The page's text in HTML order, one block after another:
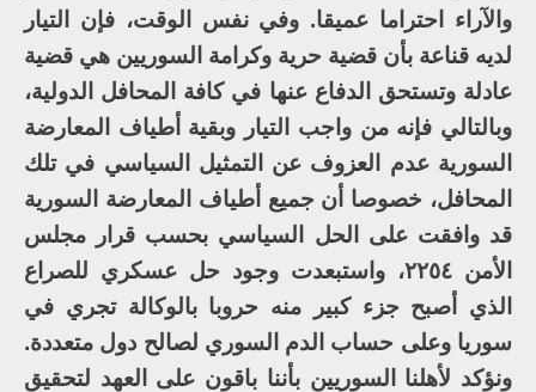
والآراء احتراما عميقا. وفي نفس الوقت، فإن التيار
لديه قناعة بأن قضية حرية وكرامة السوريين هي قضية
عادلة وتستحق الدفاع عنها في كافة المحافل الدولية،
وبالتالي فإنه من واجب التيار وبقية أطياف المعارضة
السورية عدم العزوف عن التمثيل السياسي في تلك
المحافل، خصوصا أن جميع أطياف المعارضة السورية
قد وافقت على الحل السياسي بحسب قرار مجلس
الأمن ٢٢٥٤، واستبعدت وجود حل عسكري للصراع
الذي أصبح جزء كبير منه حروبا بالوكالة تجري في
سوريا وعلى حساب الدم السوري لصالح دول متعددة.
ونؤكد لأهلنا السوريين بأننا باقون على العهد لتحقيق